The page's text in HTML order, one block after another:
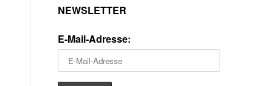
NEWSLETTER
E-Mail-Adresse: